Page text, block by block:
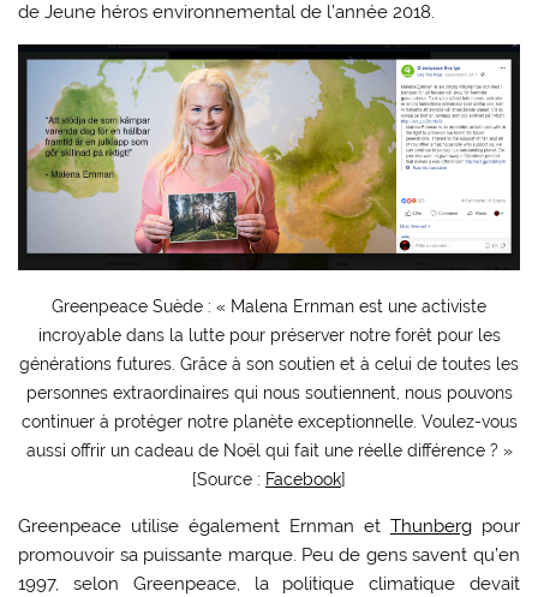
de Jeune héros environnemental de l’année 2018.
Greenpeace Suède : « Malena Ernman est une activiste
incroyable dans la lutte pour préserver notre forêt pour les
générations futures. Grâce à son soutien et à celui de toutes les
personnes extraordinaires qui nous soutiennent, nous pouvons
continuer à protéger notre planète exceptionnelle. Voulez-vous
aussi offrir un cadeau de Noël qui fait une réelle différence ? »
[Source : Facebook]
Greenpeace utilise également Ernman et Thunbergpour
promouvoir sa puissante marque. Peu de gens savent qu’en
1997, selon Greenpeace, la politique climatique devait